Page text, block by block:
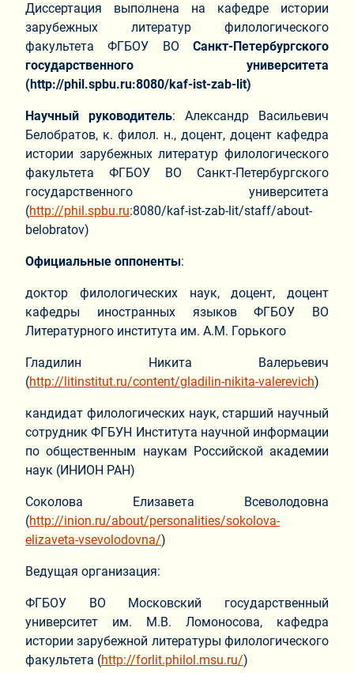
Диссертация выполнена на кафедре истории
зарубежных литератур филологического
факультета ФГБОУ ВО Санкт-Петербургского
государственного университета
(http://phil .spbu.ru:8080/kaf-ist-zab- lit)
Научный руководитель: Александр Васильевич
Белобратов, к. филол. н., доцент, доцент кафедра
истории зарубежных литератур филологического
факультета ФГБОУ ВО Санкт-Петербургского
государственного университета
(http://phil.spbu.ru:8080/kaf-ist-zab-lit/staff/about-
belobratov)
Официальные оппоненты:
доктор филологических наук, доцент, доцент
кафедры иностранных языков ФГБОУ ВО
Литературного института им. А.М. Горького
Гладилин Никита Валерьевич
(http://litinstitut.ru/content/gladilin-nikita-valerevich)
кандидат филологических наук, старший научный
сотрудник ФГБУН Института научной информации
по общественным наукам Российской академии
наук (ИНИОН РАН)
Соколова Елизавета Всеволодовна
(http://inion.ru/about/personalities/sokolova-
elizaveta-vsevolodovna/)
Ведущая организация:
ФГБОУ ВО Московский государственный
университет им. М.В. Ломоносова, кафедра
истории зарубежной литературы филологического
факультета (http://forlit.philol.msu.ru/)